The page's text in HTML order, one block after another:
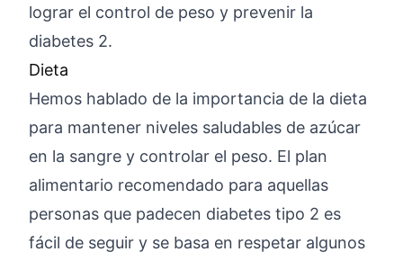
lograr el control de peso y prevenir la
diabetes 2.
Dieta
Hemos hablado de la importancia de la dieta
para mantener niveles saludables de azúcar
en la sangre y controlar el peso. El plan
alimentario recomendado para aquellas
personas que padecen diabetes tipo 2 es
fácil de seguir y se basa en respetar algunos